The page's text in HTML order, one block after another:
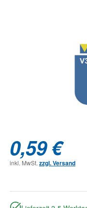
0,59 €
inkl. MwSt. zzgl. Versand